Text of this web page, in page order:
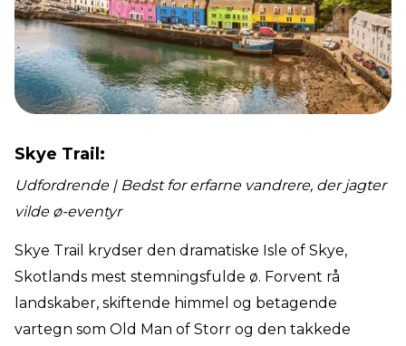
Skye Trail:
Udfordrende | Bedst for erfarne vandrere, der jagter
vilde ø-eventyr
Skye Trail krydser den dramatiske Isle of Skye,
Skotlands mest stemningsfulde ø. Forvent rå
landskaber, skiftende himmel og betagende
vartegn som Old Man of Storr og den takkede